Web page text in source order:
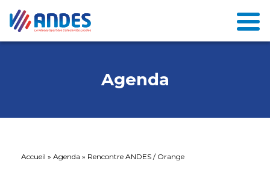
Agenda
Accueil » Agenda » Rencontre ANDES / Orange